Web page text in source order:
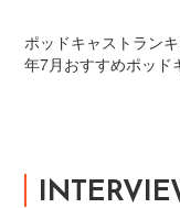
ポッドキャストラン
年7月おすすめポッド